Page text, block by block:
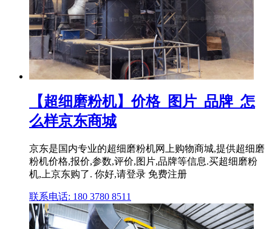
【超细磨粉机】价格_图片_品牌_怎
么样京东商城
京东是国内专业的超细磨粉机网上购物商城,提供超细磨
粉机价格,报价,参数,评价,图片,品牌等信息.买超细磨粉
机,上京东购了. 你好,请登录 免费注册
联系电话: 180 3780 8511